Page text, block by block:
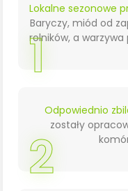
Lokalne sezonowe
Baryczy, miód od
rolników, a
1
Odpowiednio
zostały
2